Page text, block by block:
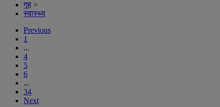
गृह >
स्वास्थ्य
Previous
1
...
4
5
6
...
34
Next